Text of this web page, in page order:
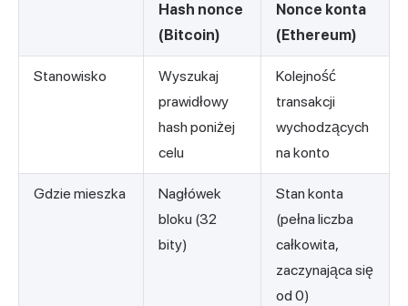
Hash nonce
(Bitcoin)
Nonce konta
(Ethereum)
Stanowisko
Wyszukaj
prawidłowy
hash poniżej
celu
Kolejność
transakcji
wychodzących
na konto
Gdzie mieszka
Nagłówek
bloku (32
bity)
Stan konta
(pełna liczba
całkowita,
zaczynająca się
od 0)